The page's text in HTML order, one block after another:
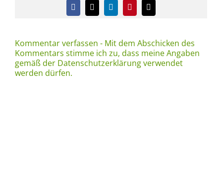
Facebook
X LinkedInPinterest
E-
Mail
Kommentar verfassen - Mit dem Abschicken des
Kommentars stimme ich zu, dass meine Angaben
gemäß der Datenschutzerklärung verwendet
werden dürfen.